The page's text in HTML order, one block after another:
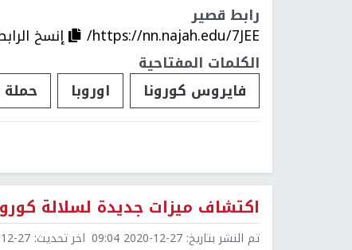
رابط قصير
https://nn.najah.edu/7JEE/
إنسخ
الكلمات المفتاحية
فايروس كورونا
اوروبا
اكتشاف ميزات جديدة لسلالة
تم النشر بتاريخ: 2020-12-27 09:04 اخر تحديث: 09:45